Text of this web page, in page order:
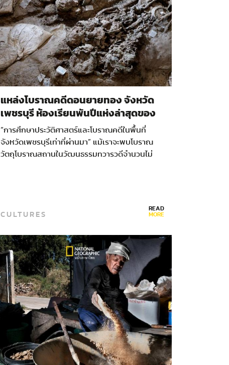
แหล่งโบราณคดีดอนยายทอง จังหวัด
เพชรบุรี ห้องเรียนพันปีแห่งล่าสุดของ
ประเทศไทย
“การศึกษาประวัติศาสตร์และโบราณคดีในพื้นที่
จังหวัดเพชรบุรีเท่าที่ผ่านมา” แม้เราจะพบโบราณ
วัตถุโบราณสถานในวัฒนธรรมทวารวดีจำนวนไม่
CULTURES READ
MORE